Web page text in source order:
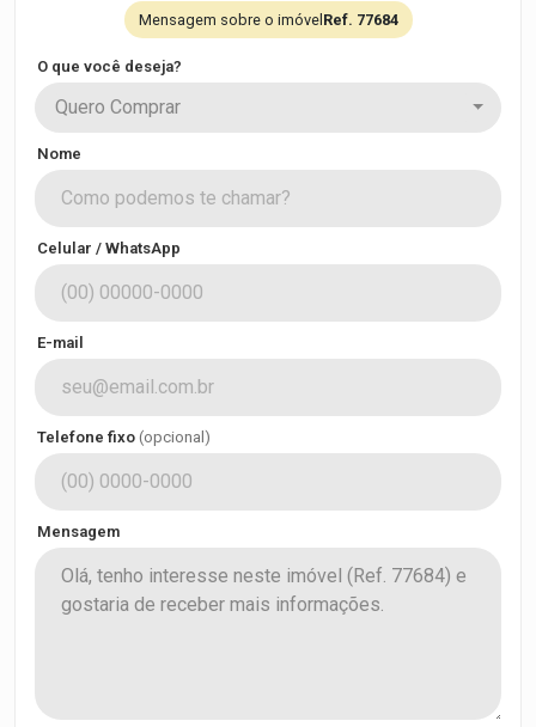
Mensagem sobre o imóvel Ref. 77684
O que você deseja?
Quero Comprar
Nome
Celular / WhatsApp
E-mail
Telefone fixo (opcional)
Mensagem